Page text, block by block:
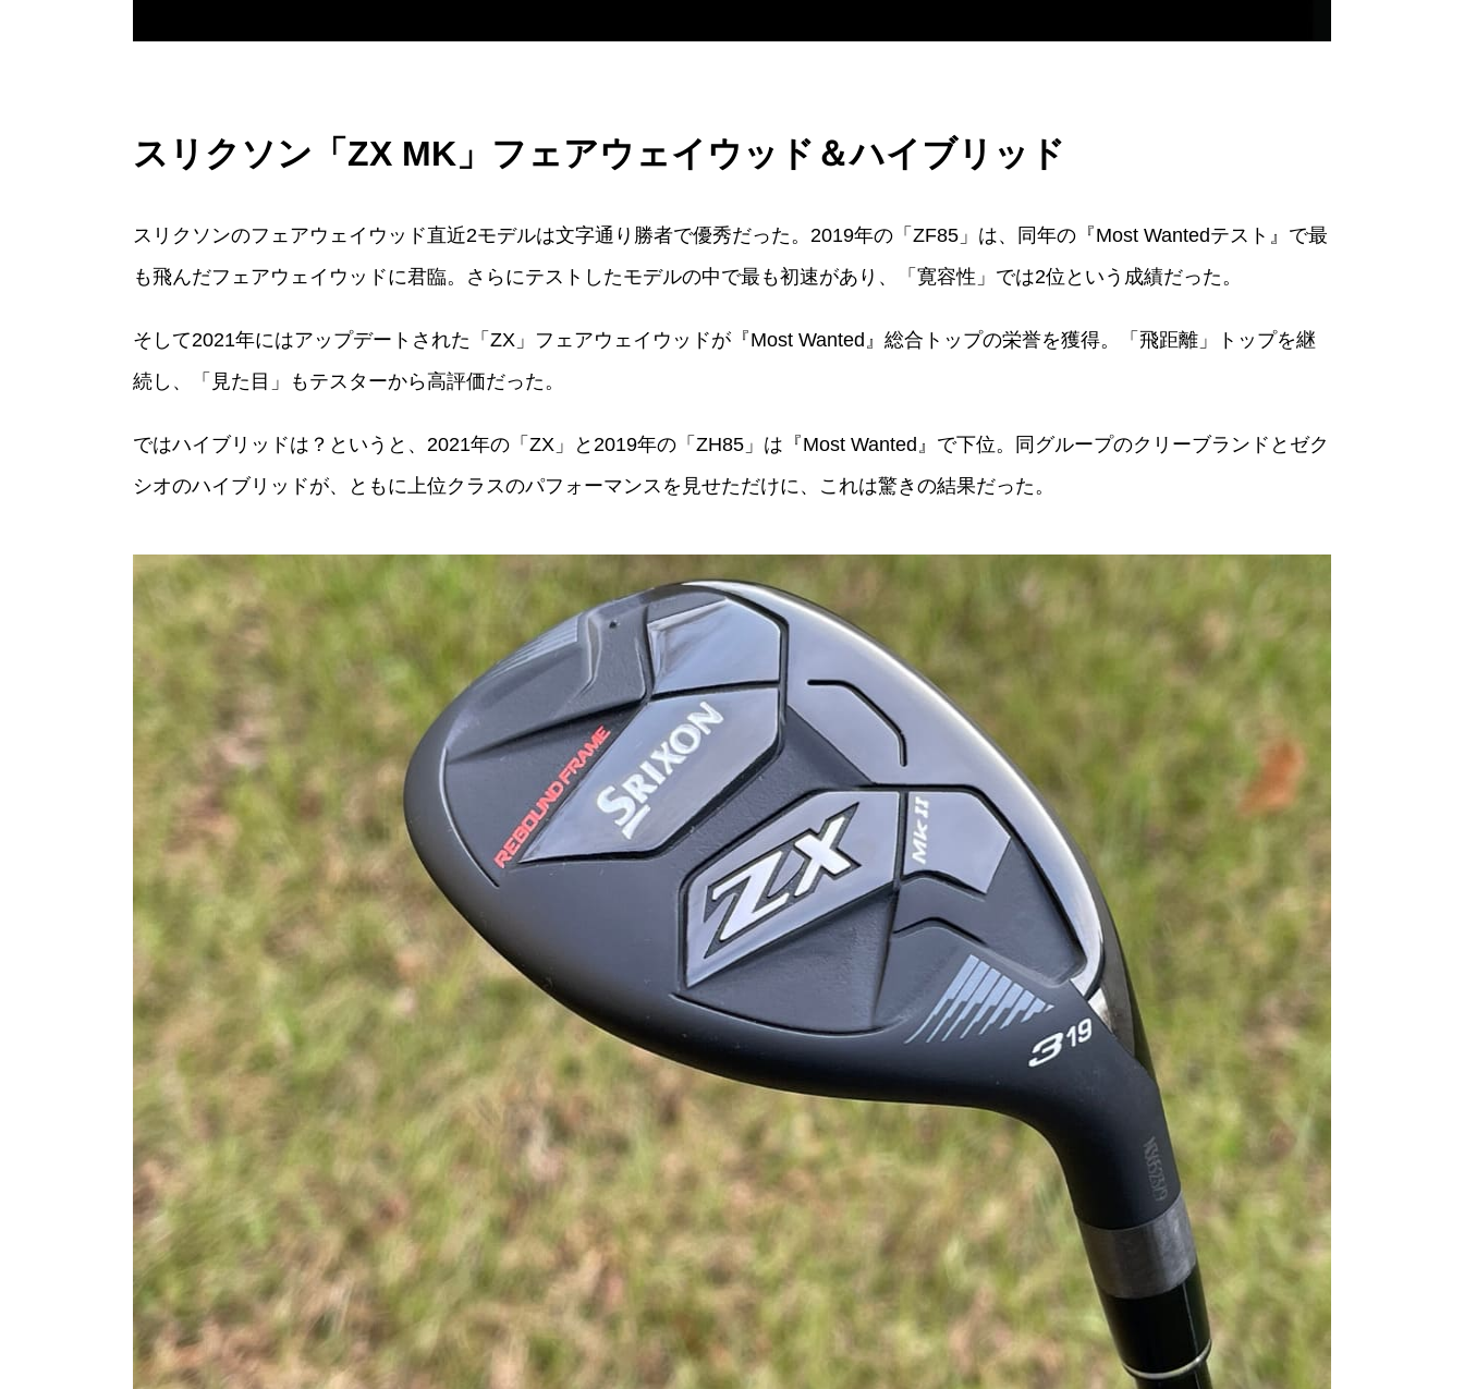
スリクソン「ZX MK」フェアウェイウッド＆ハイブリッド
スリクソンのフェアウェイウッド直近2モデルは文字通り勝者で優秀だった。2019年の「ZF85」は、同年の『Most Wantedテスト』で最
も飛んだフェアウェイウッドに君臨。さらにテストしたモデルの中で最も初速があり、「寛容性」では2位という成績だった。
そして2021年にはアップデートされた「ZX」フェアウェイウッドが『Most Wanted』総合トップの栄誉を獲得。「飛距離」トップを継
続し、「見た目」もテスターから高評価だった。
ではハイブリッドは？というと、2021年の「ZX」と2019年の「ZH85」は『Most Wanted』で下位。同グループのクリーブランドとゼク
シオのハイブリッドが、ともに上位クラスのパフォーマンスを見せただけに、これは驚きの結果だった。